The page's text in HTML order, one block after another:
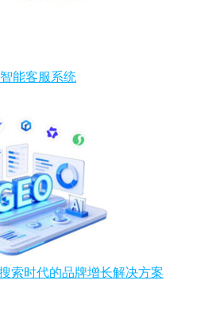
能客服系统
索时代的品牌增长解决方案